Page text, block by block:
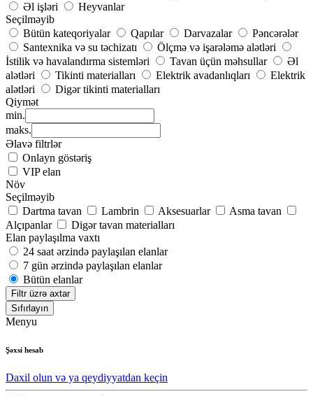
Əl işləri
Heyvanlar
Seçilməyib
Bütün kateqoriyalar
Qapılar Darvazalar
Pəncərələr
Santexnika və su təchizatı
Ölçmə və işarələmə alətləri
İstilik və havalandırma sistemləri
Tavan üçün məhsullar
Əl
alətləri
Tikinti materialları Elektrik avadanlıqları
Elektrik
alətləri
Digər tikinti materialları
Qiymət
min.
maks.
Əlavə filtrlər
Onlayn göstəriş
VIP elan
Növ
Seçilməyib
Dartma tavan
Lambrin Aksesuarlar
Asma tavan
Alçıpanlar
Digər tavan materialları
Elan paylaşılma vaxtı
24 saat ərzində paylaşılan elanlar
7 gün ərzində paylaşılan elanlar
Bütün elanlar
Filtr üzrə axtar
Sıfırlayın
Menyu
Şəxsi hesab
Daxil olun və ya qeydiyyatdan keçin